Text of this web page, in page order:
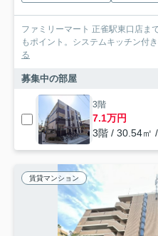
ファミリーマート 正雀駅東口店ま
もポイント。システムキッチン付
る
募集中の部屋
3階
7.1万円
3階 / 30.54㎡
賃貸マンション